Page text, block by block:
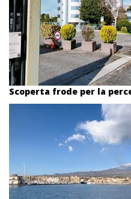
Scoperta frode per la